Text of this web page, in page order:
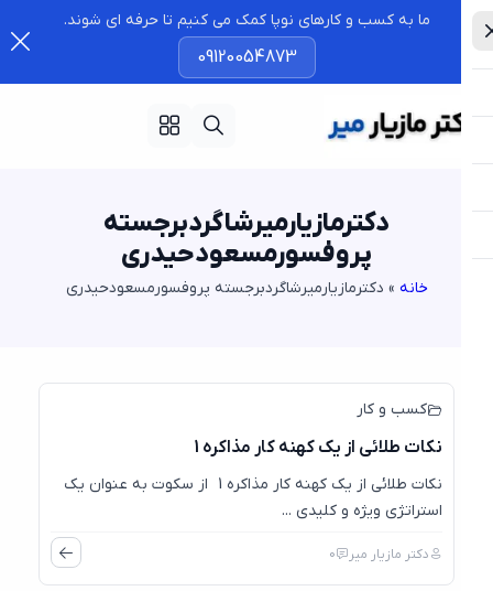
ما به کسب و کارهای نوپا کمک می کنیم تا حرفه ای شوند.
09120054873
دکترمازیارمیرشاگردبرجسته
پروفسورمسعودحیدری
»دکترمازیارمیرشاگردبرجسته پروفسورمسعودحیدری
کسب و کار
نکات طلائی از یک کهنه کار مذاکره 1
نکات طلائی از یک کهنه کار مذاکره 1 از سکوت به عنوان یک
استراتژی ویژه و کلیدی ...
دکتر مازیار میر 0
30